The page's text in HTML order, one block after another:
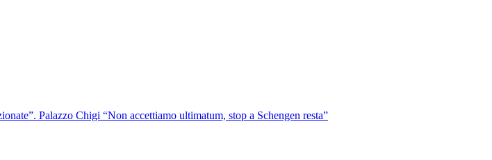
Palazzo Chigi “Non accettiamo ultimatum, stop a Schengen resta”